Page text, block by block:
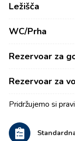
Ležišča
WC/Prha
Rezervoar za
Rezervoar za
Pridržujemo si